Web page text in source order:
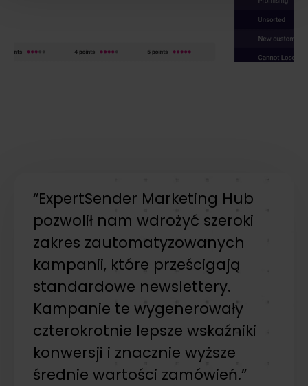
analizować ruch w naszej witrynie. Informacje o tym, jak
korzystasz z naszej witryny, udostępniamy partnerom
społecznościowym, reklamowym i analitycznym.
“ExpertSender Marketing Hub
pozwolił nam wdrożyć szeroki
zakres zautomatyzowanych
kampanii, które prześcigają
standardowe newslettery.
Kampanie te wygenerowały
czterokrotnie lepsze wskaźniki
konwersji i znacznie wyższe
średnie wartości zamówień.”